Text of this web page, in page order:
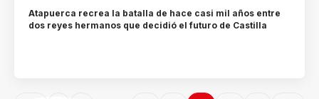
Atapuerca recrea la batalla de hace casi mil años entre
dos reyes hermanos que decidió el futuro de Castilla